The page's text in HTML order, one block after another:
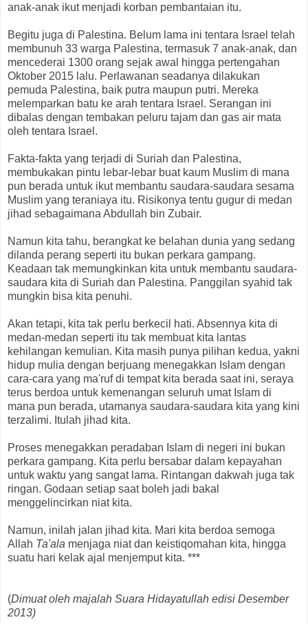
anak-anak ikut menjadi korban pembantaian itu.
Begitu juga di Palestina. Belum lama ini tentara Israel telah
membunuh 33 warga Palestina, termasuk 7 anak-anak, dan
mencederai 1300 orang sejak awal hingga pertengahan
Oktober 2015 lalu. Perlawanan seadanya dilakukan
pemuda Palestina, baik putra maupun putri. Mereka
melemparkan batu ke arah tentara Israel. Serangan ini
dibalas dengan tembakan peluru tajam dan gas air mata
oleh tentara Israel.
Fakta-fakta yang terjadi di Suriah dan Palestina,
membukakan pintu lebar-lebar buat kaum Muslim di mana
pun berada untuk ikut membantu saudara-saudara sesama
Muslim yang teraniaya itu. Risikonya tentu gugur di medan
jihad sebagaimana Abdullah bin Zubair.
Namun kita tahu, berangkat ke belahan dunia yang sedang
dilanda perang seperti itu bukan perkara gampang.
Keadaan tak memungkinkan kita untuk membantu saudara-
saudara kita di Suriah dan Palestina. Panggilan syahid tak
mungkin bisa kita penuhi.
Akan tetapi, kita tak perlu berkecil hati. Absennya kita di
medan-medan seperti itu tak membuat kita lantas
kehilangan kemulian. Kita masih punya pilihan kedua, yakni
hidup mulia dengan berjuang menegakkan Islam dengan
cara-cara yang ma'ruf di tempat kita berada saat ini, seraya
terus berdoa untuk kemenangan seluruh umat Islam di
mana pun berada, utamanya saudara-saudara kita yang kini
terzalimi. Itulah jihad kita.
Proses menegakkan peradaban Islam di negeri ini bukan
perkara gampang. Kita perlu bersabar dalam kepayahan
untuk waktu yang sangat lama. Rintangan dakwah juga tak
ringan. Godaan setiap saat boleh jadi bakal
menggelincirkan niat kita.
Namun, inilah jalan jihad kita. Mari kita berdoa semoga
Allah Ta'ala menjaga niat dan keistiqomahan kita, hingga
suatu hari kelak ajal menjemput kita. ***
(Dimuat oleh majalah Suara Hidayatullah edisi Desember
2013)